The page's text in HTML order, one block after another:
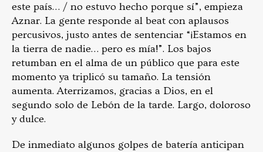
este país… / no estuvo hecho porque sí”, empieza
Aznar. La gente responde al beat con aplausos
percusivos, justo antes de sentenciar “¡Estamos en
la tierra de nadie… pero es mía!”. Los bajos
retumban en el alma de un público que para este
momento ya triplicó su tamaño. La tensión
aumenta. Aterrizamos, gracias a Dios, en el
segundo solo de Lebón de la tarde. Largo, doloroso
y dulce.
De inmediato algunos golpes de batería anticipan